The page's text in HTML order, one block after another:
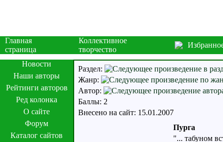
Главная
страница
Коллективное
творчество
Новости
Наши авторы
Рейтинги авторов
Ред колонка
О сайте
Форум
Каталог сайтов
Раздел:
Жанр:
Автор:
Баллы: 2
Внесено на сайт: 15.01.2007
Пурга
"... табуном